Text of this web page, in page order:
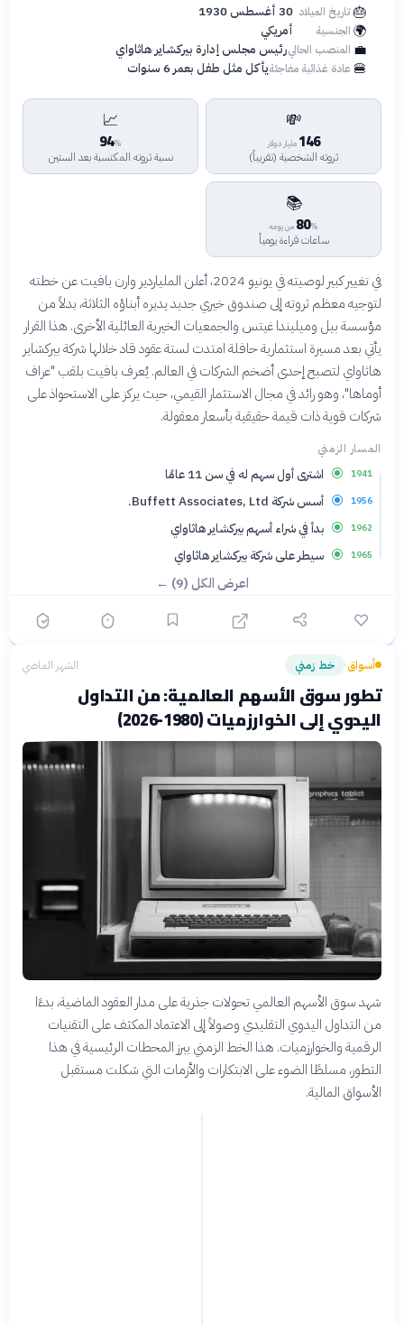
🎂تاريخ الميلاد 30 أغسطس 1930
🌍 الجنسية أمريكي
💼 المنصب الحاليرئيس مجلس إدارة بيركشاير هاثاواي
🍔عادة غذائية مفاجئةيأكل مثل طفل بعمر 6 سنوات
💸
146 مليار دولار
ثروته الشخصية (تقريباً)
📈
94%
نسبة ثروته المكتسبة بعد الستين
📚
80% من يومه
ساعات قراءة يومياً
في تغيير كبير لوصيته في يونيو 2024، أعلن الملياردير وارن بافيت عن خطته
لتوجيه معظم ثروته إلى صندوق خيري جديد يديره أبناؤه الثلاثة، بدلاً من
مؤسسة بيل وميليندا غيتس والجمعيات الخيرية العائلية الأخرى. هذا القرار
يأتي بعد مسيرة استثمارية حافلة امتدت لستة عقود قاد خلالها شركة بيركشاير
هاثاواي لتصبح إحدى أضخم الشركات في العالم. يُعرف بافيت بلقب "عراف
أوماها"، وهو رائد في مجال الاستثمار القيمي، حيث يركز على الاستحواذ على
شركات قوية ذات قيمة حقيقية بأسعار معقولة.
المسار الزمني
1941 اشترى أول سهم له في سن 11 عامًا
1956 أسس شركة Buffett Associates, Ltd.
1962 بدأ في شراء أسهم بيركشاير هاثاواي
1965 سيطر على شركة بيركشاير هاثاواي
اعرض الكل (9) ←
أسواق› خط زمني الشهر الماضي
تطور سوق الأسهم العالمية: من التداول
اليدوي إلى الخوارزميات (1980-2026)
شهد سوق الأسهم العالمي تحولات جذرية على مدار العقود الماضية، بدءًا
من التداول اليدوي التقليدي وصولاً إلى الاعتماد المكثف على التقنيات
الرقمية والخوارزميات. هذا الخط الزمني يبرز المحطات الرئيسية في هذا
التطور، مسلطًا الضوء على الابتكارات والأزمات التي شكلت مستقبل
الأسواق المالية.